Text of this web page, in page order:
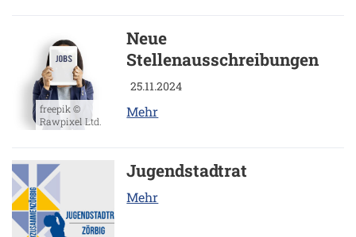
Neue
Stellenausschreibungen
25.11.2024
Mehr
freepik ©
Rawpixel Ltd.
Jugendstadtrat
Mehr